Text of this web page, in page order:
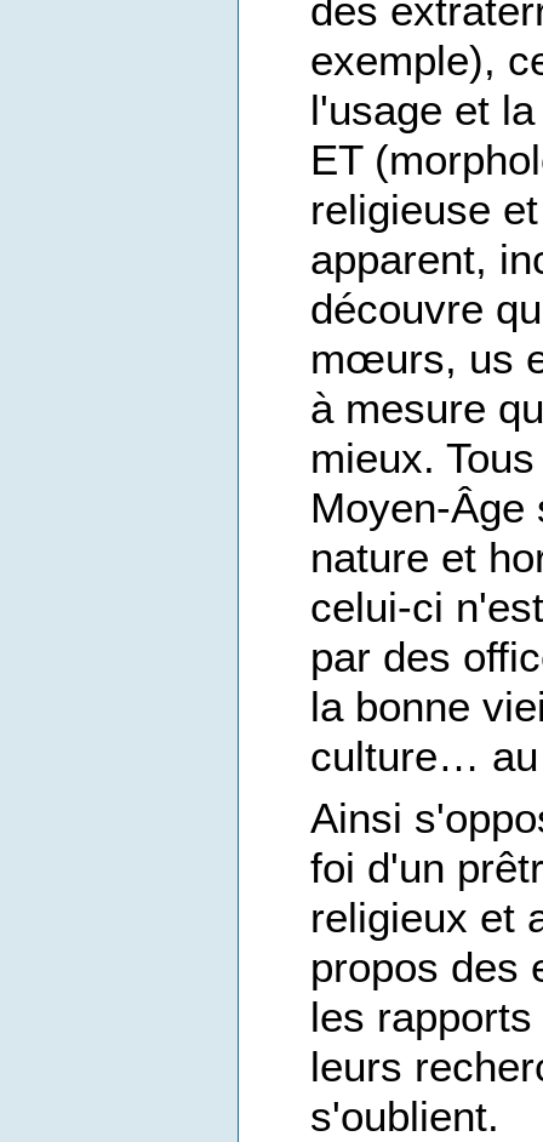
des
exemple),
l'usage et
ET
religieuse
apparent,
découvre
mœurs, us
à mesure
mieux.
Moyen-Âge
nature et
celui-ci
par des
la bonne
culture…
Ainsi
foi d'un
religieux et
propos des
les
leurs
s'oublient.